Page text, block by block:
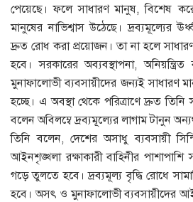
পেয়েছে। ফলে সাধারণ মানুষ, বিশেষ
মানুষের নাভিশ্বাস উঠেছে। দ্রব্যমূল্যের
দ্রুত রোধ করা প্রয়োজন। তা না হলে
হবে। সরকারের অব্যবস্থাপনা,
মুনাফালোভী ব্যবসায়ীদের জন্যই সাধারণ
হচ্ছে। এ অবস্থা থেকে পরিত্রাণে দ্রুত তিনি
বলেন অবিলম্বে দ্রব্যমূল্যের লাগাম টানুন
তিনি বলেন, দেশের অসাধু ব্যবসায়ী
আইনশৃঙ্খলা রক্ষাকারী বাহিনীর
গড়ে তুলতে হবে। দ্রব্যমূল্য বৃদ্ধি রোধে
হবে। অসৎ ও মুনাফালোভী ব্যবসায়ীদের